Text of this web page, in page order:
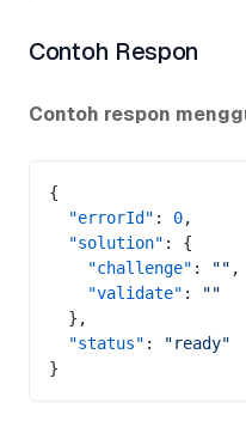
Contoh Respon
Contoh respon
{
  "errorId"
: 0,
  "solution"
: {
    "challenge"
: "" ,
    "validate"
:
""
  },
  "status"
:
"ready"
}